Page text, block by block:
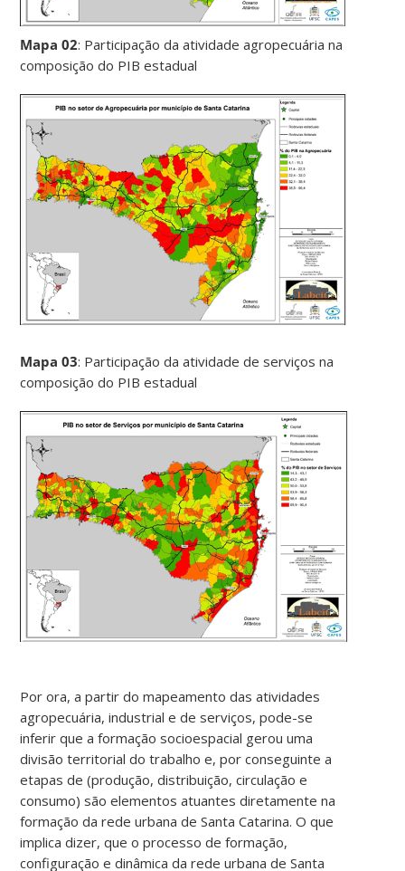
Mapa 02: Participação da atividade agropecuária na
composição do PIB estadual
Mapa 03: Participação da atividade de serviços na
composição do PIB estadual
Por ora, a partir do mapeamento das atividades
agropecuária, industrial e de serviços, pode-se
inferir que a formação socioespacial gerou uma
divisão territorial do trabalho e, por conseguinte a
etapas de (produção, distribuição, circulação e
consumo) são elementos atuantes diretamente na
formação da rede urbana de Santa Catarina. O que
implica dizer, que o processo de formação,
configuração e dinâmica da rede urbana de Santa